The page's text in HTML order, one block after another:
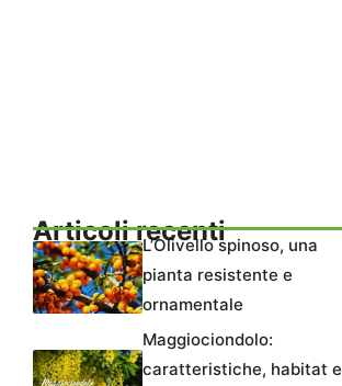
Articoli recentiL’Olivello spinoso, una
pianta resistente e
ornamentale
Maggiociondolo:
caratteristiche, habitat e